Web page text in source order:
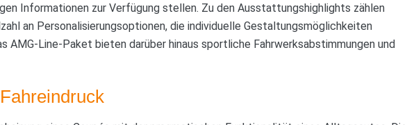
Informationen zur Verfügung stellen. Zu den Ausstattungshighlights zählen
an Personalisierungsoptionen, die individuelle Gestaltungsmöglichkeiten
AMG-Line-Paket bieten darüber hinaus sportliche Fahrwerksabstimmungen und